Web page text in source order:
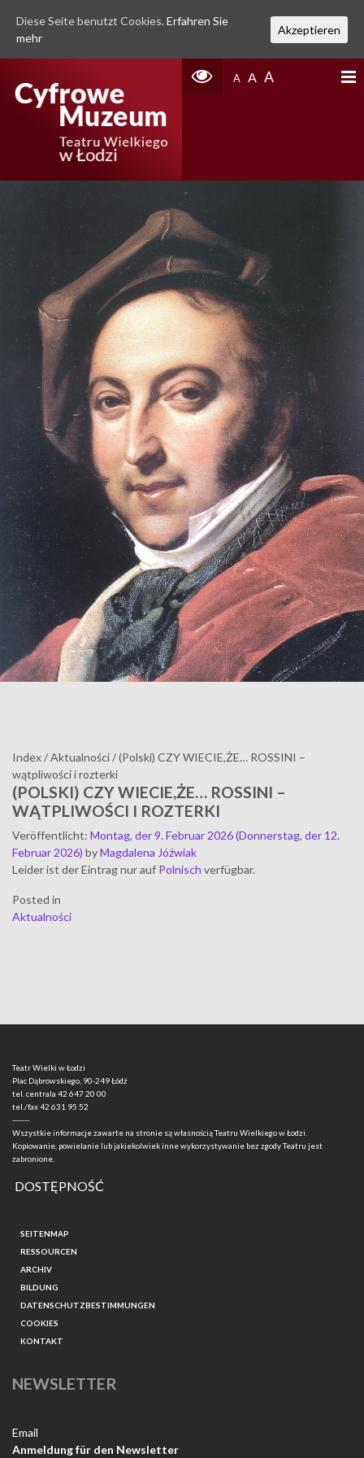
A A A
Index/Aktualności/(Polski) CZY WIECIE,ŻE… ROSSINI –
wątpliwości i rozterki
(POLSKI) CZY WIECIE,ŻE… ROSSINI –
WĄTPLIWOŚCI I ROZTERKI
Veröffentlicht: Montag, der 9. Februar 2026(Donnerstag, der 12.
Februar 2026) byMagdalena Jóźwiak
Leider ist der Eintrag nur auf Polnisch verfügbar.
Posted in
Aktualności
Teatr Wielki w Łodzi
Plac Dąbrowskiego, 90-249 Łódź
tel. centrala 42 647 20 00
tel./fax42 631 95 52
-------
Wszystkie informacje zawarte na stronie są własnością Teatru Wielkiego w Łodzi.
Kopiowanie, powielanie lub jakiekolwiek inne wykorzystywanie bez zgody Teatru jest
zabronione.
DOSTĘPNOŚĆ
SEITENMAP
RESSOURCEN
ARCHIV
BILDUNG
DATENSCHUTZBESTIMMUNGEN
COOKIES
KONTAKT
NEWSLETTER
Email
Anmeldung für den Newsletter
Diese Seite benutzt Cookies. Erfahren Sie
mehr
Akzeptieren